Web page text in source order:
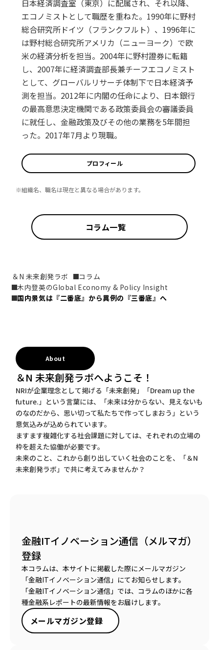
日本経済調査室（東京）に配属され、それ以降、
エコノミストとして職歴を重ねた。1990年に野村
総合研究所ドイツ（フランクフルト）、1996年に
は野村総合研究所アメリカ（ニューヨーク）で欧
米の経済分析を担当。2004年に野村證券に転籍
し、2007年に経済調査部長兼チーフエコノミスト
として、グローバルリサーチ体制下で日本経済予
測を担当。2012年に内閣の任命により、日本銀行
の最高意思決定機関である政策委員会の審議委員
に就任し、金融政策及びその他の業務を5年間担
った。2017年7月より現職。
プロフィール
※組織名、職名は現在と異なる場合があります。
コラム一覧
＆N 未来創発ラボ
コラム
木内登英のGlobal Economy & Policy Insight
国内景気は『二番底』から異例の『三番底』へ
About
＆N 未来創発ラボへようこそ！
NRIが企業理念として掲げる「未来創発」「Dream up the
future.」という言葉には、「未来は分からない、見えないも
のなのだから、思い切って私たちで作ってしまおう」という
意気込みが込められています。
ますます複雑化する社会課題に対しては、それぞれの立場の
枠を超えた協働が必要です。
未来のこと、これから創り出していく社会のことを、「＆N
未来創発ラボ」で共に考えてみませんか？
金融ITイノベーション通信（メルマガ）
登録
本コラムは、本サイトに掲載した際にメールマガジン
「金融ITイノベーション通信」にてお知らせします。
「金融ITイノベーション通信」では、コラムのほかに各
種金融系レポートの最新情報をお届けします。
メールマガジン登録